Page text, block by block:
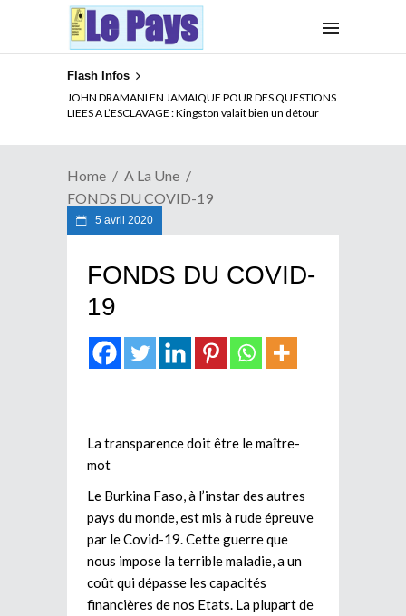
Flash Infos
JOHN DRAMANI EN JAMAIQUE POUR DES QUESTIONS
LIEES A L’ESCLAVAGE : Kingston valait bien un détour
ELECTION DE TALON A LA TETE DU SENAT BENINOIS :
Quand Patrice quitte le pouvoir sans partir !
Home
A La Une
FONDS DU COVID-19
5 avril 2020
FONDS DU COVID-
19
La transparence doit être le maître-
mot
Le Burkina Faso, à l’instar des autres
pays du monde, est mis à rude épreuve
par le Covid-19. Cette guerre que
nous impose la terrible maladie, a un
coût qui dépasse les capacités
financières de nos Etats. La plupart de